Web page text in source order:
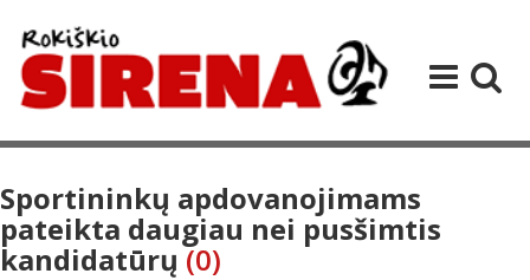
Sportininkų apdovanojimams
pateikta daugiau nei pusšimtis
kandidatūrų (0)